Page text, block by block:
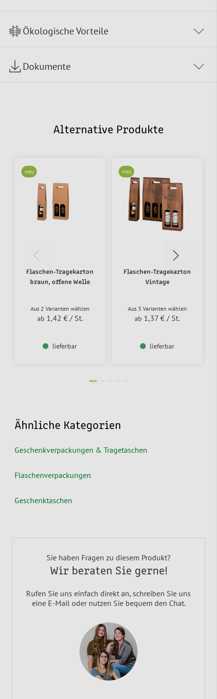
Ökologische Vorteile
Dokumente
Alternative Produkte
neu
Flaschen-Tragekarton
braun, offene Welle
Aus 2 Varianten wählen
ab 1,42 € / St.
lieferbar
neu
Flaschen-Tragekarton
Vintage
Aus 3 Varianten wählen
ab 1,37 € / St.
lieferbar
Ähnliche Kategorien
Geschenkverpackungen & Tragetaschen
Flaschenverpackungen
Geschenktaschen
Sie haben Fragen zu diesem Produkt?
Wir beraten Sie gerne!
Rufen Sie uns einfach direkt an, schreiben Sie uns
eine E-Mail oder nutzen Sie bequem den Chat.